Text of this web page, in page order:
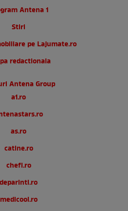
Antena 1
Stiri
pe Lajumate.ro
redactionala
Antena Group
a1.ro
as.ro
catine.ro
chefi.ro
deparinti.ro
medicool.ro